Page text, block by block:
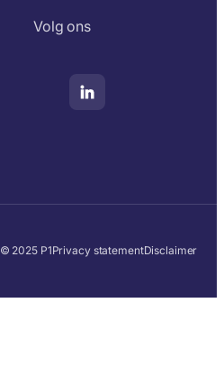
Volg ons
© 2025 P1Privacy statementDisclaimer